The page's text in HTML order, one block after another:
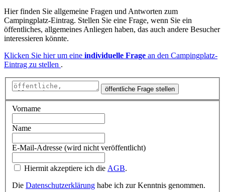
Hier finden Sie allgemeine Fragen und Antworten zum
Campingplatz-Eintrag. Stellen Sie eine Frage, wenn Sie ein
öffentliches, allgemeines Anliegen haben, das auch andere Besucher
interessieren könnte.
Klicken Sie hier um eine individuelle Frage an den Campingplatz-
Eintrag zu stellen .
öffentliche Frage stellen
Vorname
Name
E-Mail-Adresse (wird nicht veröffentlicht)
Hiermit akzeptiere ich die AGB.
Die Datenschutzerklärung habe ich zur Kenntnis genommen.